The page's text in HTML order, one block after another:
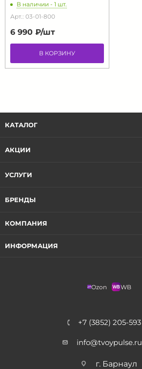
В наличии - 1 шт.
Арт.: 03-01-800
6 990 ₽/шт
В КОРЗИНУ
КАТАЛОГ
АКЦИИ
УСЛУГИ
БРЕНДЫ
КОМПАНИЯ
ИНФОРМАЦИЯ
Ozon WB
+7 (3852) 205-593
info@tvoypulse.ru
г. Барнаул